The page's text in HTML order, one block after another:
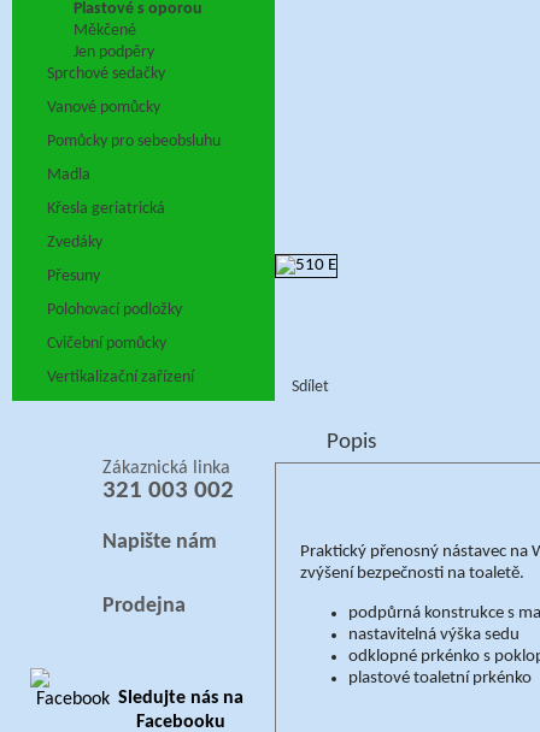
Plastové s oporou
Měkčené
Jen podpěry
Sprchové sedačky
Vanové pomůcky
Pomůcky pro sebeobsluhu
Madla
Křesla geriatrická
Zvedáky
Přesuny
Polohovací podložky
Cvičební pomůcky
Vertikalizační zařízení
Zákaznická linka
321 003 002
Napište nám
Prodejna
Sledujte nás na
Facebooku
Sdílet
Popis
Praktický přenosný nástavec na
zvýšení bezpečnosti na toaletě.
podpůrná konstrukce s
nastavitelná výška sedu
odklopné prkénko s
plastové toaletní prkénko